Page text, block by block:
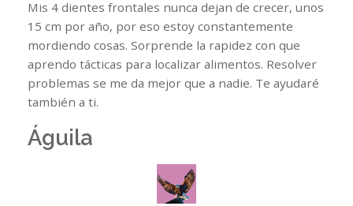
Mis 4 dientes frontales nunca dejan de crecer, unos
15 cm por año, por eso estoy constantemente
mordiendo cosas. Sorprende la rapidez con que
aprendo tácticas para localizar alimentos. Resolver
problemas se me da mejor que a nadie. Te ayudaré
también a ti.
Águila